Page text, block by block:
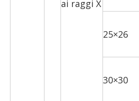
ai raggi X
25×26
30×30